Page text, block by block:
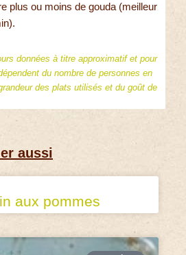
plus ou moins de gouda (meilleur
données à titre approximatif et pour
du nombre de personnes en
des plats utilisés et du goût de
aussi
aux pommes